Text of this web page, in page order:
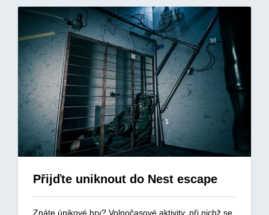
Přijďte uniknout do Nest escape
Znáte únikové hry? Volnočasové aktivity, při nichž se